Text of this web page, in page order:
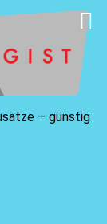
– günstig